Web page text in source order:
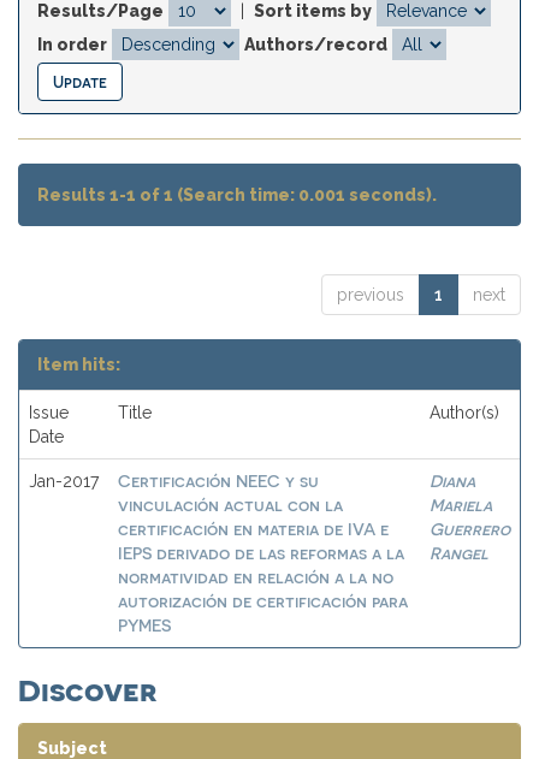
Results/Page
Sort items by
In order
Authors/record
Results 1-1 of 1 (Search time: 0.001 seconds).
previous 1 next
Item hits:
Issue
Date
Title Author(s)
Jan-2017
Certificación NEEC y su
vinculación actual con la
certificación en materia de IVA e
IEPS derivado de las reformas a la
normatividad en relación a la no
autorización de certificación para
PYMES
Diana
Mariela
Guerrero
Rangel
Discover
Subject